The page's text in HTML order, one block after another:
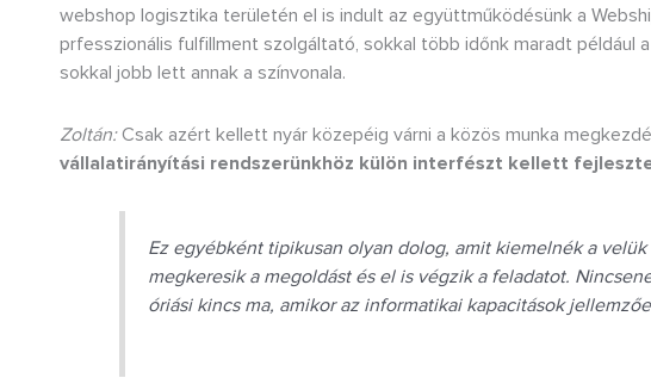
webshop logisztika területén el is indult az együttműködésünk a
prfesszionális fulfillment szolgáltató, sokkal több időnk maradt például
sokkal jobb lett annak a színvonala.
Zoltán:Csak azért kellett nyár közepéig várni a közös munka
vállalatirányítási rendszerünkhöz külön interfészt kellett
Ez egyébként tipikusan olyan dolog, amit kiemelnék a
megkeresik a megoldást és el is végzik a feladatot.
óriási kincs ma, amikor az informatikai kapacitások